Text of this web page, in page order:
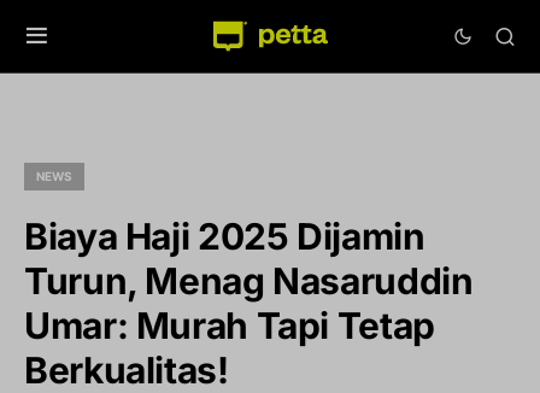
NEWS
Biaya Haji 2025 Dijamin
Turun, Menag Nasaruddin
Umar: Murah Tapi Tetap
Berkualitas!